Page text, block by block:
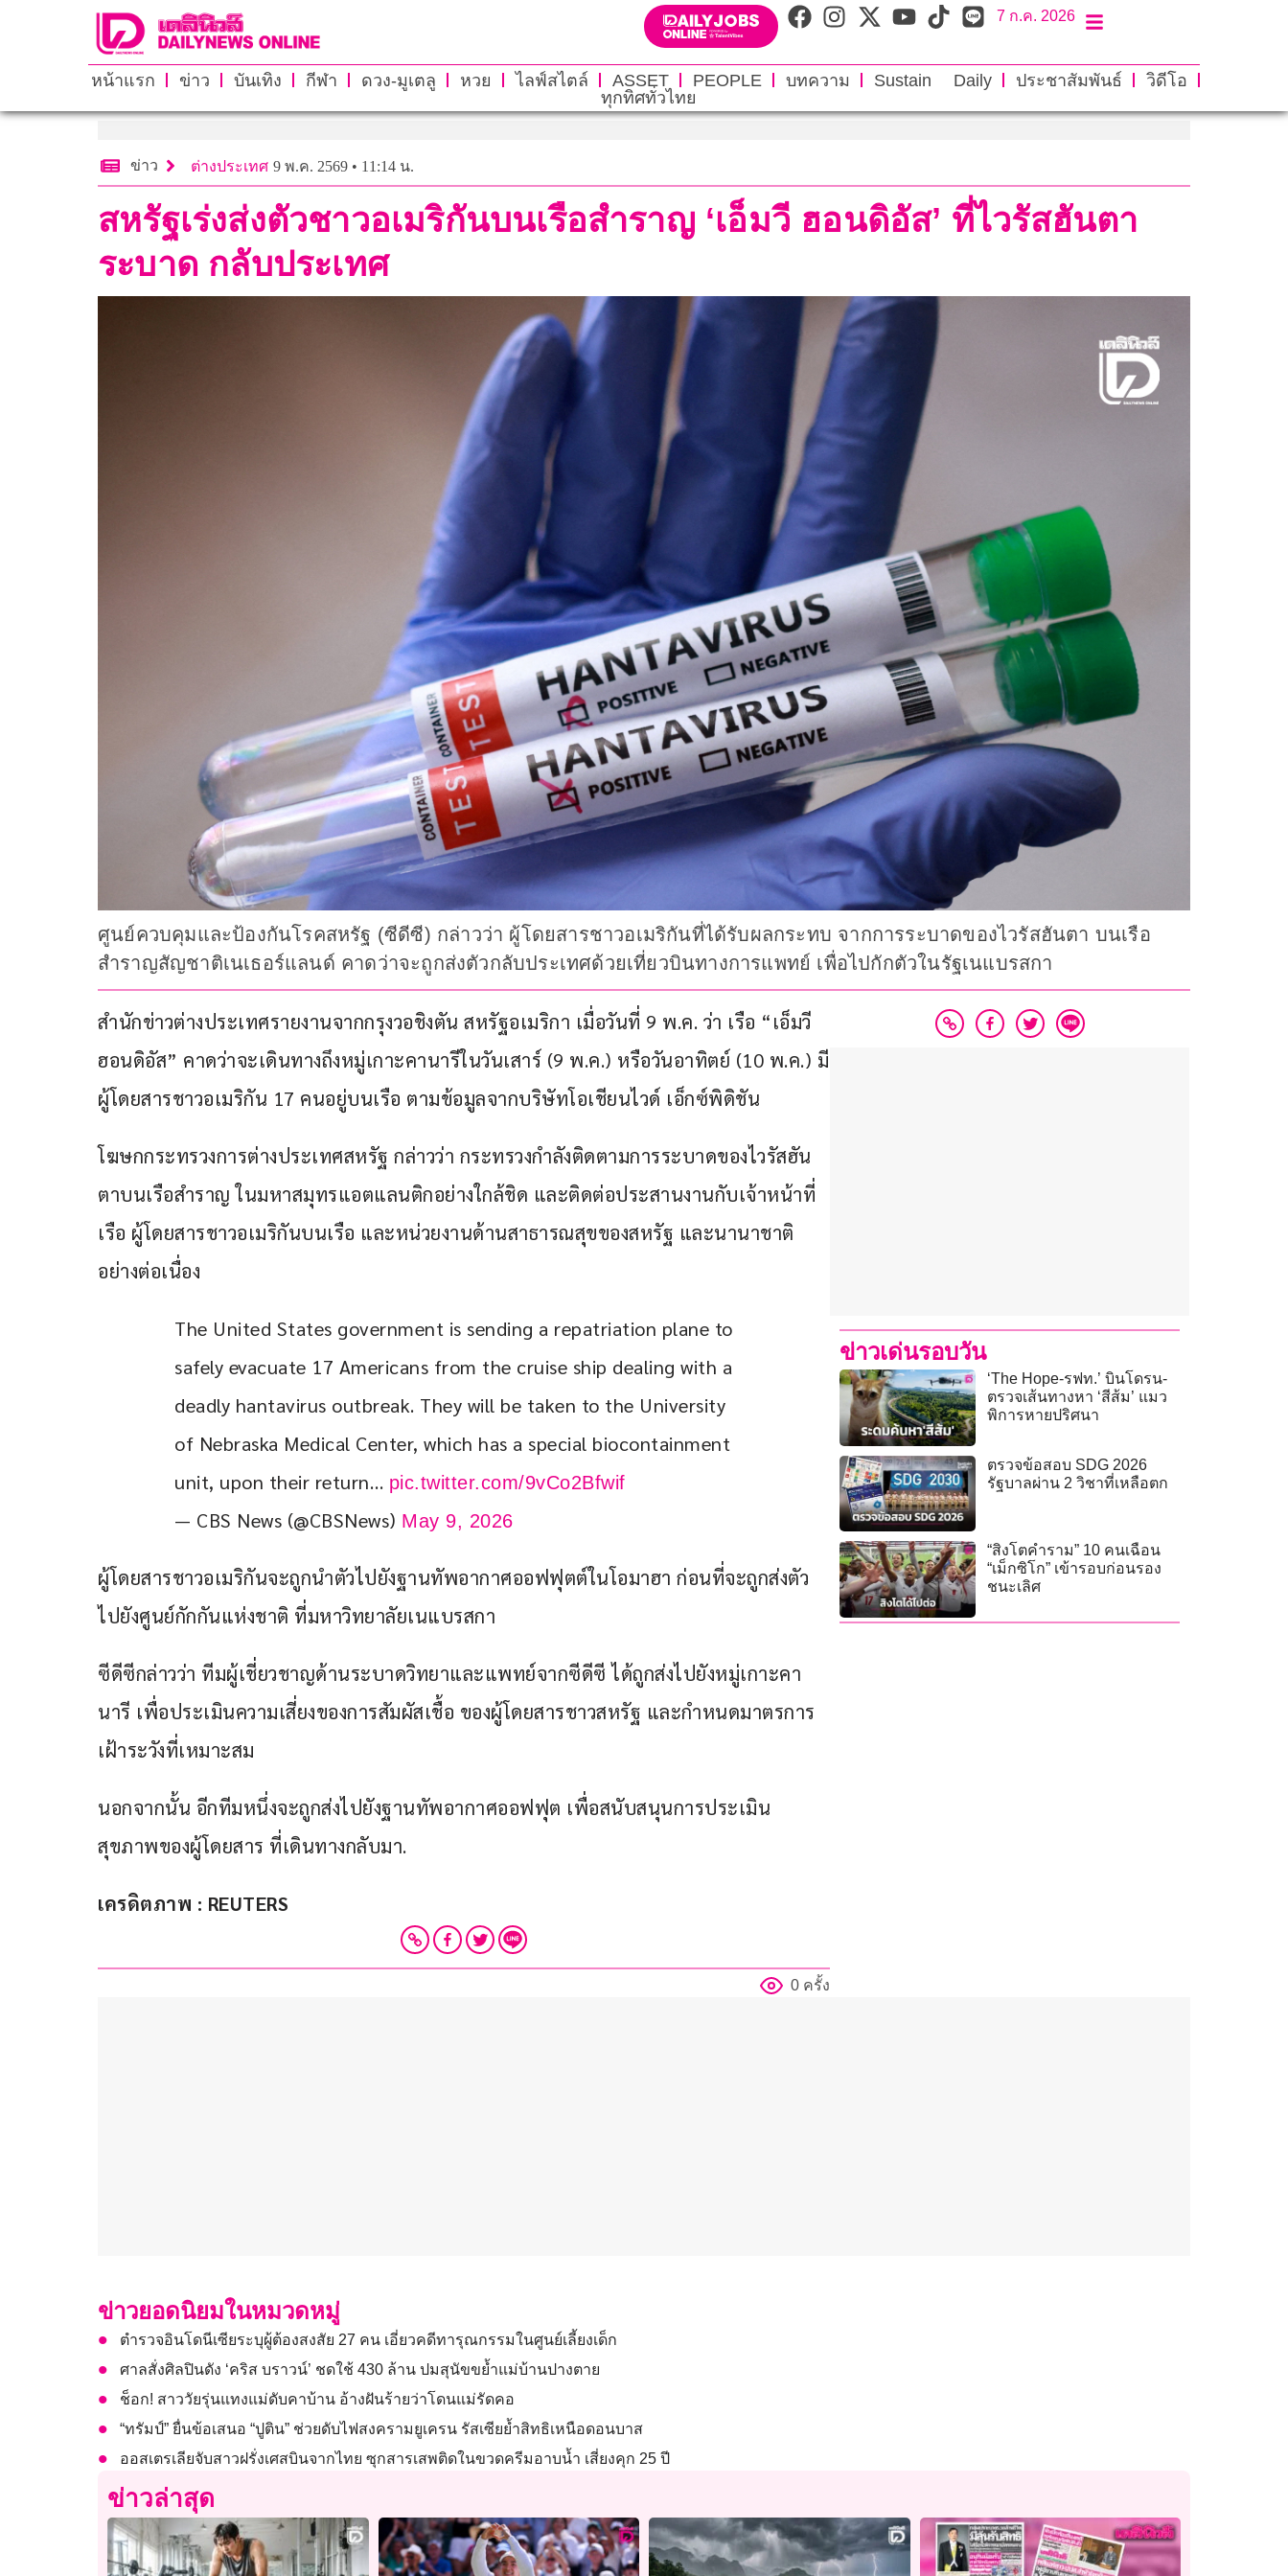
7 ก.ค. 2026
หน้าแรก ข่าว บันเทิง กีฬา ดวง-มูเตลู หวย ไลฟ์สไตล์ ASSET PEOPLE บทความ Sustain Daily ประชาสัมพันธ์
วิดีโอ
ทุกทิศทั่วไทย
ข่าว ต่างประเทศ 9 พ.ค. 2569 • 11:14 น.
สหรัฐเร่งส่งตัวชาวอเมริกันบนเรือสำราญ ‘เอ็มวี ฮอนดิอัส’ ที่ไวรัสฮันตา
ระบาด กลับประเทศ
ศูนย์ควบคุมและป้องกันโรคสหรัฐ (ซีดีซี) กล่าวว่า ผู้โดยสารชาวอเมริกันที่ได้รับผลกระทบ จากการระบาดของไวรัสฮันตา บนเรือ
สำราญสัญชาติเนเธอร์แลนด์ คาดว่าจะถูกส่งตัวกลับประเทศด้วยเที่ยวบินทางการแพทย์ เพื่อไปกักตัวในรัฐเนแบรสกา
สำนักข่าวต่างประเทศรายงานจากกรุงวอชิงตัน สหรัฐอเมริกา เมื่อวันที่ 9 พ.ค. ว่า เรือ “เอ็มวี
ฮอนดิอัส” คาดว่าจะเดินทางถึงหมู่เกาะคานารีในวันเสาร์ (9 พ.ค.) หรือวันอาทิตย์ (10 พ.ค.) มี
ผู้โดยสารชาวอเมริกัน 17 คนอยู่บนเรือ ตามข้อมูลจากบริษัทโอเชียนไวด์ เอ็กซ์พิดิชัน
โฆษกกระทรวงการต่างประเทศสหรัฐ กล่าวว่า กระทรวงกำลังติดตามการระบาดของไวรัสฮัน
ตาบนเรือสำราญ ในมหาสมุทรแอตแลนติกอย่างใกล้ชิด และติดต่อประสานงานกับเจ้าหน้าที่
เรือ ผู้โดยสารชาวอเมริกันบนเรือ และหน่วยงานด้านสาธารณสุขของสหรัฐ และนานาชาติ
อย่างต่อเนื่อง
The United States government is sending a repatriation plane to
safely evacuate 17 Americans from the cruise ship dealing with a
deadly hantavirus outbreak. They will be taken to the University
of Nebraska Medical Center, which has a special biocontainment
unit, upon their return… pic.twitter.com/9vCo2Bfwif
— CBS News (@CBSNews) May 9, 2026
ผู้โดยสารชาวอเมริกันจะถูกนำตัวไปยังฐานทัพอากาศออฟฟุตต์ในโอมาฮา ก่อนที่จะถูกส่งตัว
ไปยังศูนย์กักกันแห่งชาติ ที่มหาวิทยาลัยเนแบรสกา
ซีดีซีกล่าวว่า ทีมผู้เชี่ยวชาญด้านระบาดวิทยาและแพทย์จากซีดีซี ได้ถูกส่งไปยังหมู่เกาะคา
นารี เพื่อประเมินความเสี่ยงของการสัมผัสเชื้อ ของผู้โดยสารชาวสหรัฐ และกำหนดมาตรการ
เฝ้าระวังที่เหมาะสม
นอกจากนั้น อีกทีมหนึ่งจะถูกส่งไปยังฐานทัพอากาศออฟฟุต เพื่อสนับสนุนการประเมิน
สุขภาพของผู้โดยสาร ที่เดินทางกลับมา.
เครดิตภาพ : REUTERS
0 ครั้ง
ข่าวเด่นรอบวัน
‘The Hope-รฟท.’ บินโดรน-
ตรวจเส้นทางหา ‘สีส้ม’ แมว
พิการหายปริศนา
ตรวจข้อสอบ SDG 2026
รัฐบาลผ่าน 2 วิชาที่เหลือตก
“สิงโตคำราม” 10 คนเฉือน
“เม็กซิโก” เข้ารอบก่อนรอง
ชนะเลิศ
ข่าวยอดนิยมในหมวดหมู่
ตำรวจอินโดนีเซียระบุผู้ต้องสงสัย 27 คน เอี่ยวคดีทารุณกรรมในศูนย์เลี้ยงเด็ก
ศาลสั่งศิลปินดัง ‘คริส บราวน์’ ชดใช้ 430 ล้าน ปมสุนัขขย้ำแม่บ้านปางตาย
ช็อก! สาววัยรุ่นแทงแม่ดับคาบ้าน อ้างฝันร้ายว่าโดนแม่รัดคอ
“ทรัมป์” ยื่นข้อเสนอ “ปูติน” ช่วยดับไฟสงครามยูเครน รัสเซียย้ำสิทธิเหนือดอนบาส
ออสเตรเลียจับสาวฝรั่งเศสบินจากไทย ซุกสารเสพติดในขวดครีมอาบน้ำ เสี่ยงคุก 25 ปี
ข่าวล่าสุด